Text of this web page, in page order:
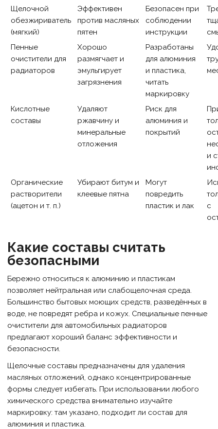
Щелочной
обезжириватель
(мягкий)
Эффективен
против масляных
пятен
Безопасен при
соблюдении
инструкции
Пенные
очистители для
радиаторов
Хорошо
размягчает и
эмульгирует
загрязнения
Разработаны
для алюминия
и пластика,
читать
маркировку
Кислотные
составы
Удаляют
ржавчину и
минеральные
отложения
Риск для
алюминия и
покрытий
и
Органические
растворители
(ацетон и т. п.)
Убирают битум и
клеевые пятна
Могут
повредить
пластик и лак
с
Какие составы считать
безопасными
Бережно относиться к алюминию и пластикам
позволяет нейтральная или слабощелочная среда.
Большинство бытовых моющих средств, разведённых в
воде, не повредят ребра и кожух. Специальные пенные
очистители для автомобильных радиаторов
предлагают хороший баланс эффективности и
безопасности.
Щелочные составы предназначены для удаления
масляных отложений, однако концентрированные
формы следует избегать. При использовании любого
химического средства внимательно изучайте
маркировку: там указано, подходит ли состав для
алюминия и пластика.